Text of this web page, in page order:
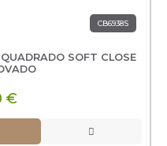
CB6938S
SOFT CLOSE
€